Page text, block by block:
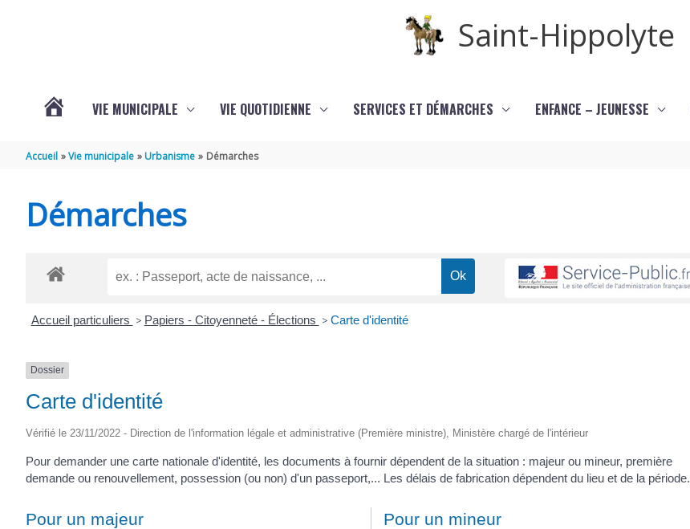
Saint-Hippolyte
SAINT-
(17430)
VIE MUNICIPALE VIE QUOTIDIENNE SERVICES ET DÉMARCHES ENFANCE – JEUNESSE
Accueil Vie municipale Urbanisme Démarches
Démarches
Accueil particuliers > Papiers - Citoyenneté - Élections > Carte d'identité
Dossier
Carte d'identité
Vérifié le 23/11/2022 - Direction de l'information légale et administrative (Première ministre), Ministère chargé de l'intérieur
Pour demander une carte nationale d'identité, les documents à fournir dépendent de la situation : majeur ou mineur, première
demande ou renouvellement, possession (ou non) d'un passeport,... Les délais de fabrication dépendent du lieu et de la période.
Pour un majeur Pour un mineur